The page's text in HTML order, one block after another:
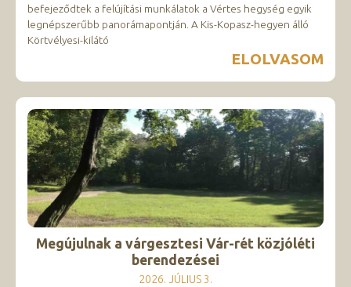
befejeződtek a felújítási munkálatok a Vértes hegység egyik
legnépszerűbb panorámapontján. A Kis-Kopasz-hegyen álló
Körtvélyesi-kilátó
ELOLVASOM
Megújulnak a várgesztesi Vár-rét közjóléti
berendezései
2026. JÚLIUS 3.